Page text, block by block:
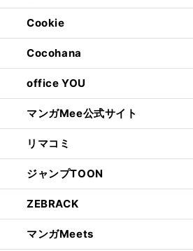
Cookie
Cocohana
office YOU
マンガMee公式サイト
リマコミ
ジャンプTOON
ZEBRACK
マンガMeets